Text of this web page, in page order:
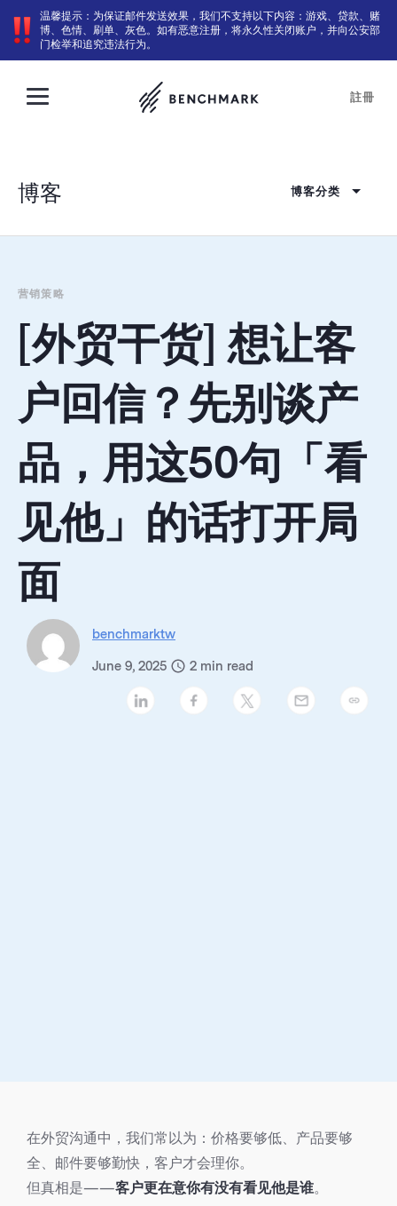
温馨提示：为保证邮件发送效果，我们不支持以下内容：游戏、贷款、赌
博、色情、刷单、灰色。如有恶意注册，将永久性关闭账户，并向公安部
门检举和追究违法行为。
註冊
博客 博客分类
营销策略
[外贸干货] 想让客
户回信？先别谈产
品，用这50句「看
见他」的话打开局
面
benchmarktw
June 9, 2025 2 min read
在外贸沟通中，我们常以为：价格要够低、产品要够
全、邮件要够勤快，客户才会理你。
但真相是——客户更在意你有没有看见他是谁。